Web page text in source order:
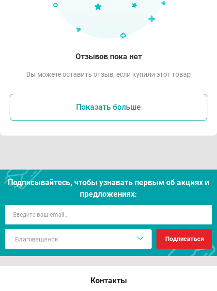
Отзывов пока нет
Вы можете оставить отзыв, если купили этот товар
Показать больше
Подписывайтесь, чтобы узнавать первым об акцияx и
предложениях:
Подписаться
Контакты